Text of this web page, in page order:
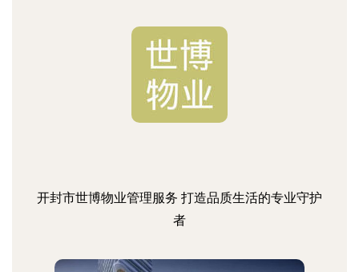
开封市世博物业管理服务 打造品质生活的专业守护
者